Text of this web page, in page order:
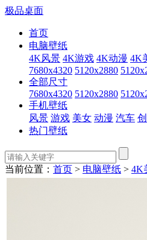
极品桌面
首页
电脑壁纸
4K风景 4K游戏 4K动漫 4K
7680x4320 5120x2880
全部尺寸
7680x4320 5120x2880
手机壁纸
风景 游戏 美女 动漫 汽车
热门壁纸
当前位置： 首页 > 电脑壁纸 > 4K